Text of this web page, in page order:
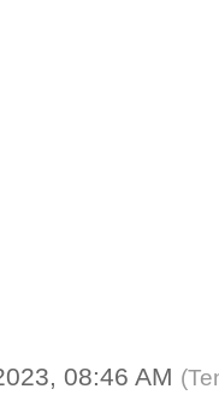
08:46 AM